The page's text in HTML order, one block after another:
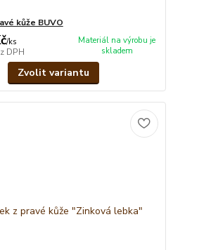
kůže BUVO
/ks
DPH
Materiál na výrobu je
skladem
Zvolit variantu